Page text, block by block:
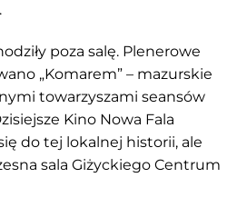
poza salę. Plenerowe
„Komarem” – mazurskie
towarzyszami seansów
Kino Nowa Fala
do tej lokalnej historii, ale
sala Giżyckiego Centrum